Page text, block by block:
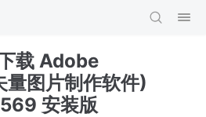
载 Adobe
图片制作软件)
安装版